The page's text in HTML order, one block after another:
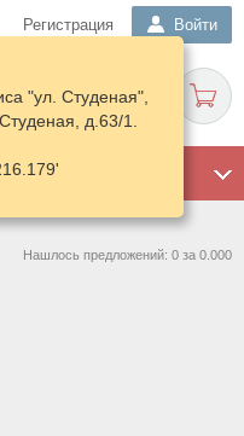
Регистрация Войти
"ул. Студеная",
д.63/1.
Нашлось предложений: 0 за 0.000